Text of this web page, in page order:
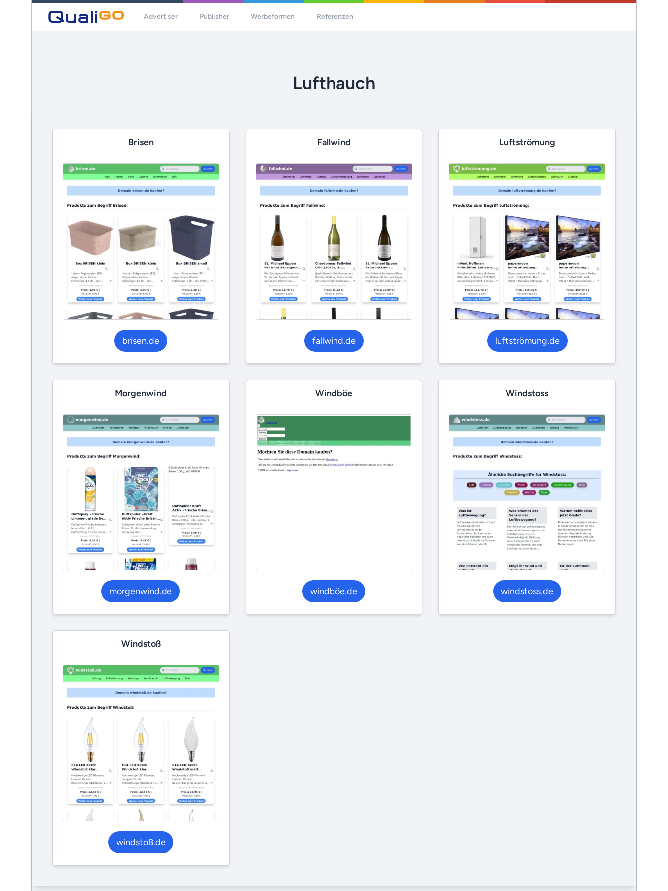
Advertiser Publisher Werbeformen Referenzen
Lufthauch
Brisen
brisen.de
Fallwind
fallwind.de
Luftströmung
luftströmung.de
Morgenwind
morgenwind.de
Windböe
windböe.de
Windstoss
windstoss.de
Windstoß
windstoß.de